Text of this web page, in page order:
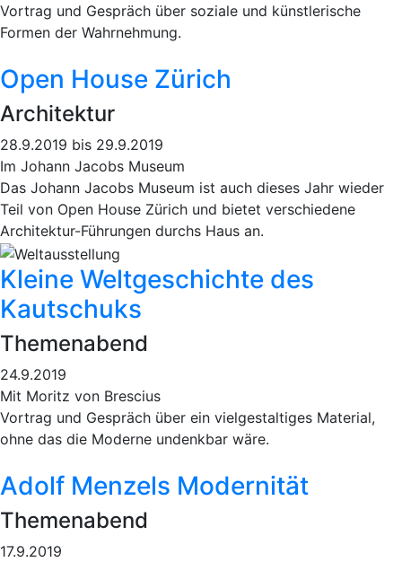
Vortrag und Gespräch über soziale und künstlerische
Formen der Wahrnehmung.
Open House Zürich
Architektur
28.9.2019 bis 29.9.2019
Im Johann Jacobs Museum
Das Johann Jacobs Museum ist auch dieses Jahr wieder
Teil von Open House Zürich und bietet verschiedene
Architektur-Führungen durchs Haus an.
Kleine Weltgeschichte des
Kautschuks
Themenabend
24.9.2019
Mit Moritz von Brescius
Vortrag und Gespräch über ein vielgestaltiges Material,
ohne das die Moderne undenkbar wäre.
Adolf Menzels Modernität
Themenabend
17.9.2019